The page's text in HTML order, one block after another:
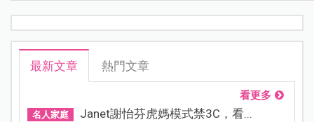
最新文章 熱門文章
看更多
名人家庭 Janet謝怡芬虎媽模式禁3C，看...